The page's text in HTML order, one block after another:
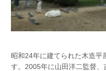
昭和24年に建てられた木造
す。2005年に山田洋二監督、